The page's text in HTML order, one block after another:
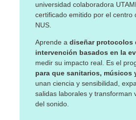
universidad colaboradora
certificado emitido por el centro
NUS.
Aprende a diseñar protocolos
intervención basados en la
medir su impacto real. Es el
para que sanitarios, músicos
unan ciencia y sensibilidad,
salidas laborales y transforman
del sonido.